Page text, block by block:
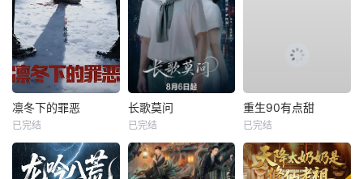
凛冬下的罪恶
已完结
长歌莫问
已完结
重生90有点甜
已完结